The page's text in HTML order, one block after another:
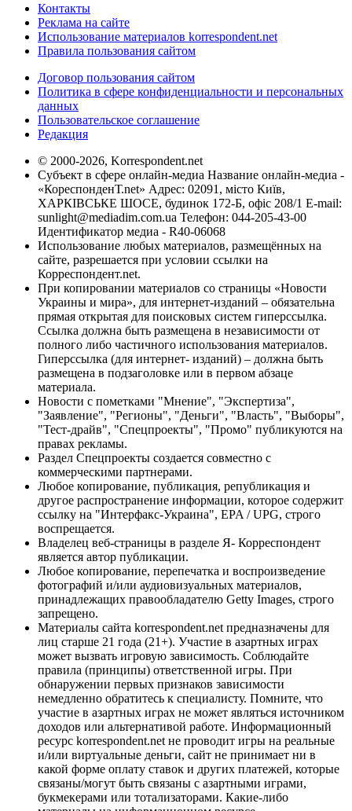
Контакты
Реклама на сайте
Использование материалов korrespondent.net
Правила пользования сайтом
Договор пользования сайтом
Политика в сфере конфиденциальности и персональных
данных
Пользовательское соглашение
Редакция
© 2000-2026, Korrespondent.net
Субъект в сфере онлайн-медиа Название онлайн-медиа -
«КореспонденТ.net» Адрес: 02091, місто Київ,
ХАРКІВСЬКЕ ШОСЕ, будинок 172-Б, офіс 208/1 E-mail:
sunlight@mediadim.com.ua Телефон: 044-205-43-00
Идентификатор медиа - R40-06068
Использование любых материалов, размещённых на
сайте, разрешается при условии ссылки на
Корреспондент.net.
При копировании материалов со страницы «Новости
Украины и мира», для интернет-изданий – обязательна
прямая открытая для поисковых систем гиперссылка.
Ссылка должна быть размещена в независимости от
полного либо частичного использования материалов.
Гиперссылка (для интернет- изданий) – должна быть
размещена в подзаголовке или в первом абзаце
материала.
Новости с пометками "Мнение", "Экспертиза",
"Заявление", "Регионы", "Деньги", "Власть", "Выборы",
"Тест-драйв", "Спецпроекты", "Промо" публикуются на
правах рекламы.
Раздел Спецпроекты создается совместно с
коммерческими партнерами.
Любое копирование, публикация, републикация и
другое распространение информации, которое содержит
ссылку на "Интерфакс-Украина", EPA / UPG, строго
воспрещается.
Владелец веб-страницы в разделе Я- Корреспондент
является автор публикации.
Любое копирование, перепечатка и воспроизведение
фотографий и/или аудиовизуальных материалов,
принадлежащих правообладателю Getty Images, строго
запрещено.
Материалы сайта korrespondent.net предназначены для
лиц старше 21 года (21+). Участие в азартных играх
может вызвать игровую зависимость. Соблюдайте
правила (принципы) ответственной игры. При
обнаружении первых признаков зависимости
немедленно обратитесь к специалисту. Помните, что
участие в азартных играх не может являться источником
доходов или альтернативой работе. Информационный
ресурс korrespondent.net не проводит игры на реальные
и/или виртуальные деньги, сайт не принимает ни в
какой форме оплату ставок и других платежей, которые
связаны/могут быть связаны с азартными играми,
букмекерами или тотализаторами. Какие-либо